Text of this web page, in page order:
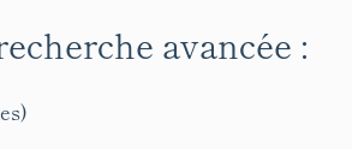
avancée :